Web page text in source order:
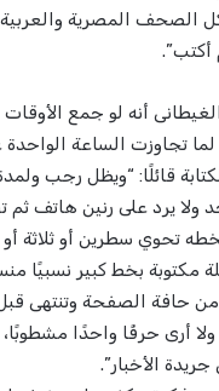
كل الصحف المصرية
أكتب”.
أنه لو جمع
ولا يرد على رنين هاتف ثم
تحوي سطرين أو ثلاثة
مكتوبة بخط كبير نسبيًا
حافة الصفحة وتنتهى
ولا أرى حرفًا واحدًا
جريدة الأخبار”.